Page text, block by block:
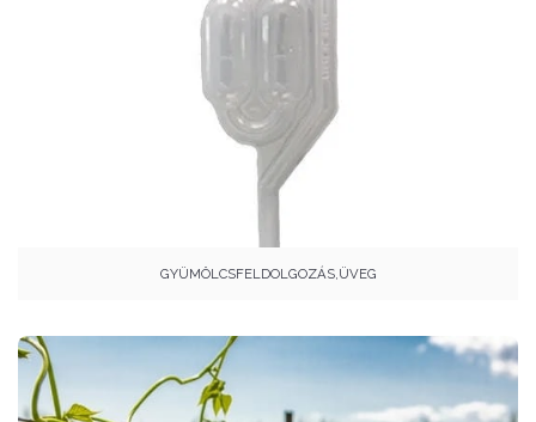
GYÜMÖLCSFELDOLGOZÁS,ÜVEG